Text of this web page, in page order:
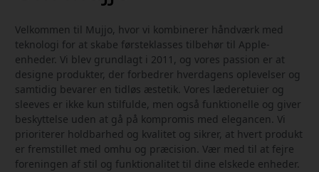
Velkommen til Mujjo, hvor vi kombinerer håndværk med
teknologi for at skabe førsteklasses tilbehør til Apple-
enheder. Vi blev grundlagt i 2011, og vores passion er at
designe produkter, der forbedrer hverdagens oplevelser og
samtidig bevarer en tidløs æstetik. Vores læderetuier og
sleeves er ikke kun stilfulde, men også funktionelle og giver
beskyttelse uden at gå på kompromis med elegancen. Vi
prioriterer holdbarhed og kvalitet og sikrer, at hvert produkt
er fremstillet med omhu og præcision. Vær med til at fejre
foreningen af stil og funktionalitet til dine elskede enheder.